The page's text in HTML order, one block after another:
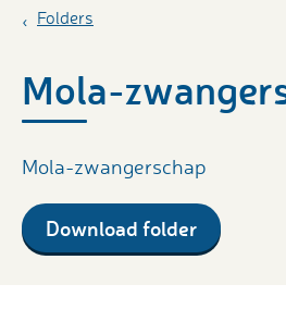
Folders
Mola-
Mola-zwangerschap
Download folder